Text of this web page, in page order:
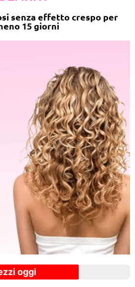
senza effetto crespo per
15 giorni
oggi